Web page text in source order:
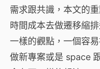
需求跟共識，本文的
時間成本去做遷移縮
一樣的觀點，一個容
做新專案或是 space